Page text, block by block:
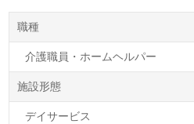
職種
介護職員・ホームヘルパー
施設形態
デイサービス